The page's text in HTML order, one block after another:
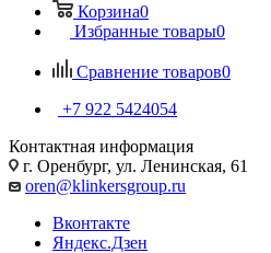
Корзина0
Избранные товары0
Сравнение товаров0
+7 922 5424054
Контактная информация
г. Оренбург, ул. Ленинская, 61
oren@klinkersgroup.ru
Вконтакте
Яндекс.Дзен